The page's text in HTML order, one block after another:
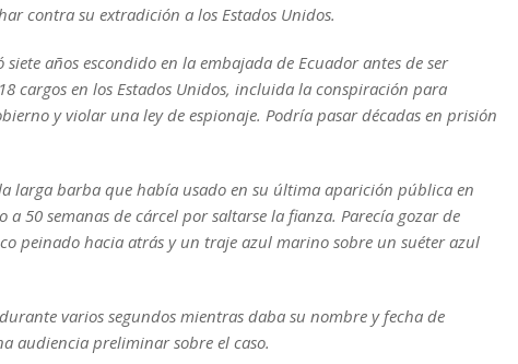
contra su extradición a los Estados Unidos.
siete años escondido en la embajada de Ecuador antes de ser
cargos en los Estados Unidos, incluida la conspiración para
y violar una ley de espionaje. Podría pasar décadas en prisión
larga barba que había usado en su última aparición pública en
50 semanas de cárcel por saltarse la fianza. Parecía gozar de
peinado hacia atrás y un traje azul marino sobre un suéter azul
varios segundos mientras daba su nombre y fecha de
audiencia preliminar sobre el caso.